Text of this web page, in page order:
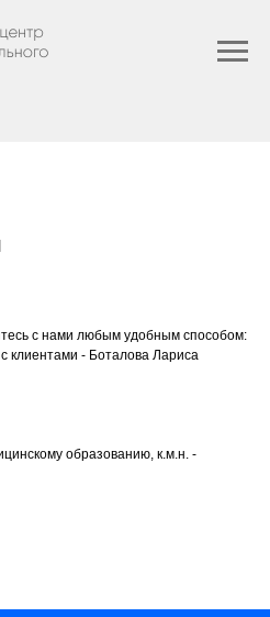
с нами любым удобным способом:
клиентами - Боталова Лариса
образованию, к.м.н. -